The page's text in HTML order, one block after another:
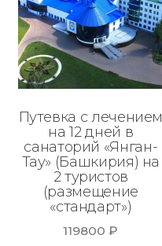
Путевка с лечением
на 12 дней в
санаторий «Янган-
Тау» (Башкирия) на
2 туристов
(размещение
«стандарт»)
119800₽